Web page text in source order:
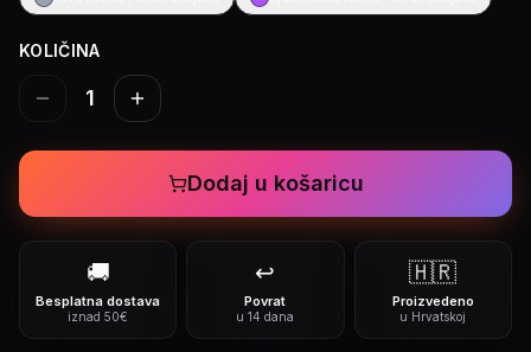
KOLIČINA
1
Dodaj u košaricu
🚚
Besplatna dostava
iznad 50€
↩️
Povrat
u 14 dana
🇭🇷
Proizvedeno
u Hrvatskoj